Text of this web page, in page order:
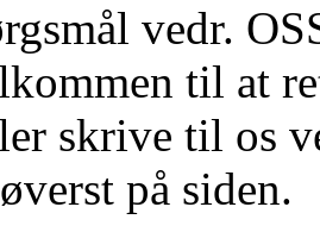
vedr.
til at
skrive til os
på siden.